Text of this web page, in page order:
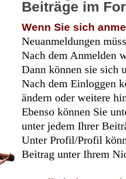
Beiträge im
Wenn Sie sich
Neuanmeldungen
Nach dem Anmelden
Dann können sie sich
Nach dem Einloggen
ändern oder weitere
Ebenso können Sie
unter jedem Ihrer
Unter Profil/Profil
Beitrag unter Ihrem